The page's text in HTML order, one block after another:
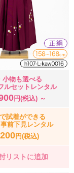
小物も選べる
ルセットレンタル
円(税込) ～
試着ができる
前下見レンタル
円(税込)